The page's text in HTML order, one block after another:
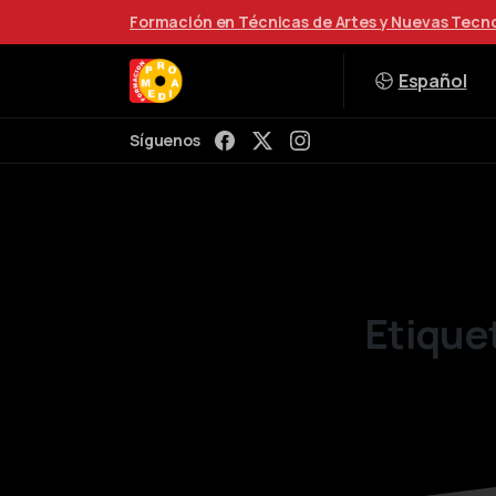
Formación en Técnicas de Artes y Nuevas
Español
Síguenos